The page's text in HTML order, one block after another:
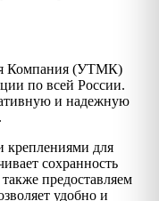
Компания (УТМК)
по всей России.
и надежную
для
сохранность
предоставляем
удобно и